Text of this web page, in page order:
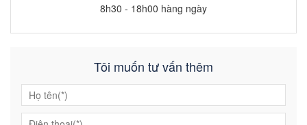
8h30 - 18h00 hàng ngày
Tôi muốn tư vấn thêm